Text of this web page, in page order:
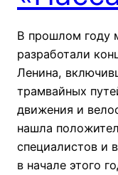
В прошлом году
разработали
Ленина,
трамвайных
движения и
нашла
специалистов и
в начале этого